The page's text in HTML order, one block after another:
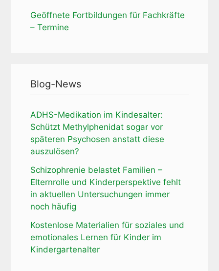
Geöffnete Fortbildungen für Fachkräfte
– Termine
Blog-News
ADHS-Medikation im Kindesalter:
Schützt Methylphenidat sogar vor
späteren Psychosen anstatt diese
auszulösen?
Schizophrenie belastet Familien –
Elternrolle und Kinderperspektive fehlt
in aktuellen Untersuchungen immer
noch häufig
Kostenlose Materialien für soziales und
emotionales Lernen für Kinder im
Kindergartenalter